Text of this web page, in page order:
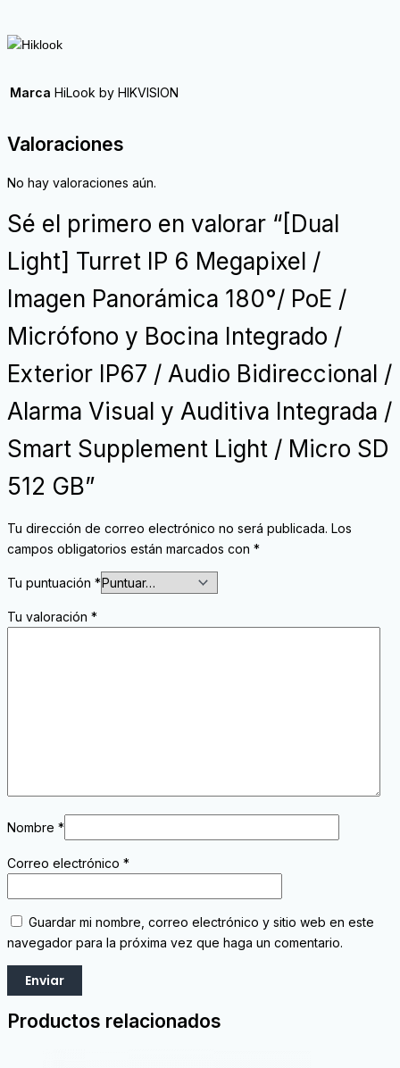
Marca HiLook by HIKVISION
Valoraciones
No hay valoraciones aún.
Sé el primero en valorar “[Dual
Light] Turret IP 6 Megapixel /
Imagen Panorámica 180°/ PoE /
Micrófono y Bocina Integrado /
Exterior IP67 / Audio Bidireccional /
Alarma Visual y Auditiva Integrada /
Smart Supplement Light / Micro SD
512 GB”
Tu dirección de correo electrónico no será publicada. Los
campos obligatorios están marcados con *
Tu puntuación *
Tu valoración *
Nombre *
Correo electrónico *
Guardar mi nombre, correo electrónico y sitio web en este
navegador para la próxima vez que haga un comentario.
Productos relacionados